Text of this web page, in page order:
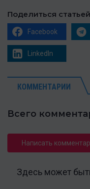
Поделиться статьей
Facebook
LinkedIn
КОММЕНТАРИИ
Всего
Написать
Здесь может